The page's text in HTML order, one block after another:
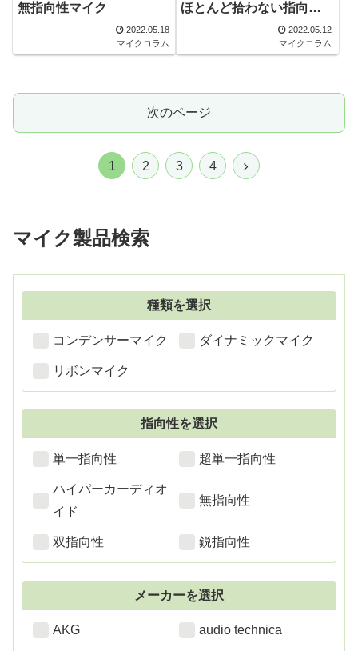
無指向性マイク
2022.05.18
マイクコラム
ほとんど拾わない指向特
2022.05.12
マイクコラム
次のページ
1 2 3 4
次
マイク製品検索
種類を選択
コンデンサーマイク ダイナミックマイク
リボンマイク
指向性を選択
単一指向性 超単一指向性
ハイパーカーディオ
イド
無指向性
双指向性 鋭指向性
メーカーを選択
AKG audio technica